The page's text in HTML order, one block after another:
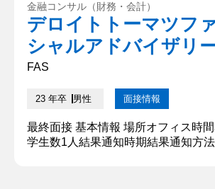
輩・大学問わず受験生の友人を増や
らと頻繁に勉強会を開くことで互い
メーカーとなり、またそれぞれ...
金融コンサル（財務・会計）
デロイトトーマツフ
シャルアドバイザリ
FAS
23 年卒 男性 面接情報
最終面接 基本情報 場所オフィス時
学生数1人結果通知時期結果通知方